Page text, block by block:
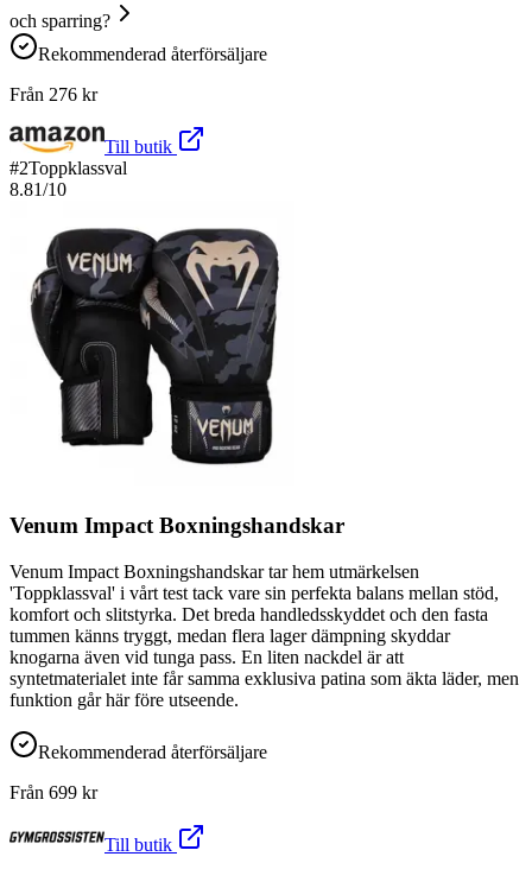
och sparring?
Rekommenderad återförsäljare
Från 276 kr
Till butik
#2Toppklassval
8.81/10
Venum Impact Boxningshandskar
Venum Impact Boxningshandskar tar hem utmärkelsen
'Toppklassval' i vårt test tack vare sin perfekta balans mellan stöd,
komfort och slitstyrka. Det breda handledsskyddet och den fasta
tummen känns tryggt, medan flera lager dämpning skyddar
knogarna även vid tunga pass. En liten nackdel är att
syntetmaterialet inte får samma exklusiva patina som äkta läder, men
funktion går här före utseende.
Rekommenderad återförsäljare
Från 699 kr
Till butik